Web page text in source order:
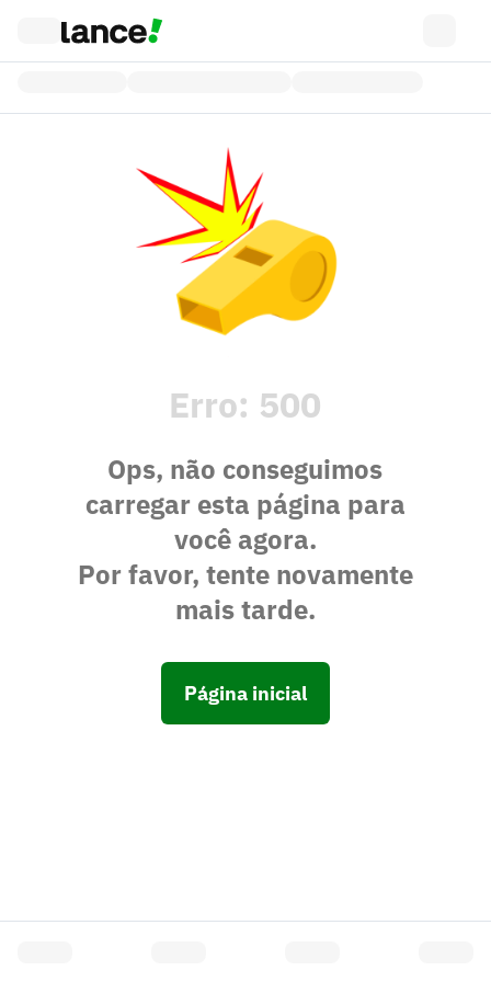
Erro: 500
Ops, não conseguimos
carregar esta página para
você agora.
Por favor, tente novamente
mais tarde.
Página inicial